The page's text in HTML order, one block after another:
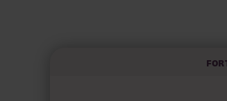
med all sannolikhet att se